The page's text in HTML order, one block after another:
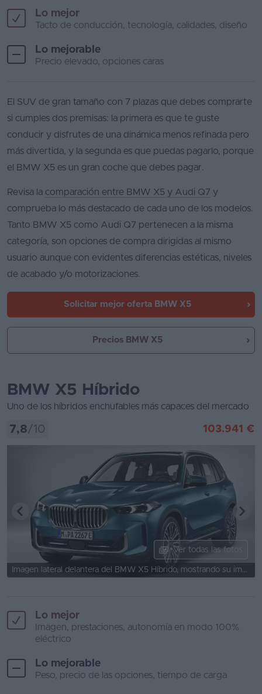
Lo mejor
Tacto de conducción, tecnología, calidades, diseño
Lo mejorable
Precio elevado, opciones caras
El SUV de gran tamaño con 7 plazas que debes comprarte
si cumples dos premisas: la primera es que te guste
conducir y disfrutes de una dinámica menos refinada pero
más divertida, y la segunda es que puedas pagarlo, porque
el BMW X5 es un gran coche que debes pagar.
Revisa la comparación entre BMW X5 y Audi Q7 y
comprueba lo más destacado de cada uno de los modelos.
Tanto BMW X5 como Audi Q7 pertenecen a la misma
categoría, son opciones de compra dirigidas al mismo
usuario aunque con evidentes diferencias estéticas, niveles
de acabado y/o motorizaciones.
Solicitar mejor oferta BMW X5
Precios BMW X5
BMW X5 Híbrido
Uno de los híbridos enchufables más capaces del mercado
7,8/10 103.941 €
Ver todas las fotos
Imagen lateral delantera del BMW X5 Híbrido, mostrando su imponente parrilla.
Lo mejor
Imagen, prestaciones, autonomía en modo 100%
eléctrico
Lo mejorable
Peso, precio de las opciones, tiempo de carga